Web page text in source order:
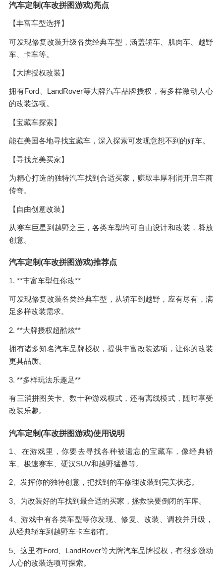
汽车定制(车改拼图游戏)亮点
【丰富车型选择】
可发现修复改装升级各类经典车型，涵盖轿车、肌肉车、越野
车、卡车等。
【大牌授权改装】
拥有Ford、LandRover等大牌汽车品牌授权，有多样激动人心
的改装选项。
【宝藏车探索】
能在美国各地寻找宝藏车，深入探索可发现意想不到的好车。
【寻找完美买家】
为精心打造的独特汽车找到合适买家，赚取丰厚利润开启车商
传奇。
【自由创意改装】
从赛车巨星到越野之王，各类车型均可自由设计和改装，释放
创意。
汽车定制(车改拼图游戏)推荐点
1. **丰富车型任你改**
可发现修复改装各类经典车型，从轿车到越野，应有尽有，满
足多样改装需求。
2. **大牌授权超酷炫**
拥有诸多知名汽车品牌授权，提供丰富改装选项，让你的改装
更具品质。
3. **多样玩法乐趣足**
有三消拼图关卡、数十种游戏模式，还有离线模式，随时享受
改装乐趣。
汽车定制(车改拼图游戏)使用说明
1、在游戏里，你要去寻找各种被遗忘的宝藏车，像经典轿
车、极速赛车、硬汉SUV和越野猛兽等。
2、发挥你的独特创意，把找到的车修理改装到完美状态。
3、为改装好的车找到最合适的买家，拯救快要倒闭的车库。
4、游戏中有各类车型等你发现、修复、改装、调校并升级，
从经典轿车到越野车卡车都有。
5、这里有Ford、LandRover等大牌汽车品牌授权，有很多激动
人心的改装选项可探索。